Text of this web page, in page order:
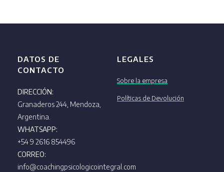
DATOS DE
CONTACTO
DIRECCIÓN:
Granaderos 244, Mendoza,
Argentina.
WHATSAPP:
+54 9 2616 854496
CORREO:
info@coachingpsicologicointegral.com
LEGALES
Sobre la empresa
Políticas de Devolución